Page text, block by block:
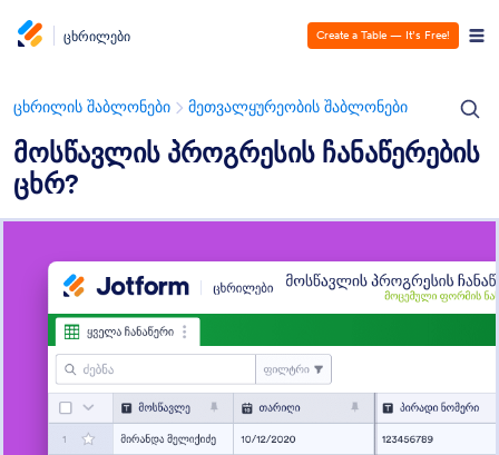
ცხრილები Create a Table — It’s Free!
ცხრილის შაბლონები მეთვალყურეობის შაბლონები
მოსწავლის პროგრესის ჩანაწერების
ცხრ?